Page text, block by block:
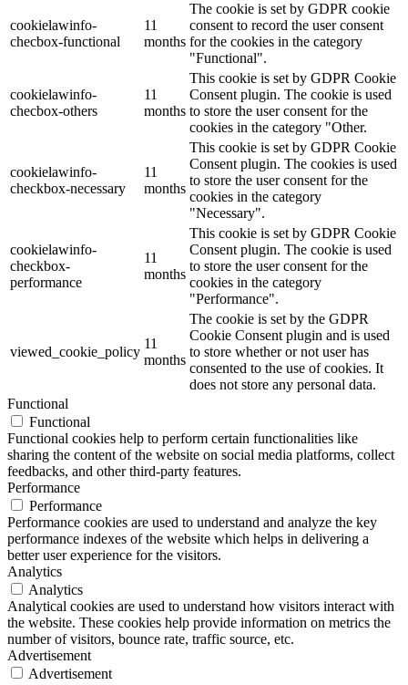
cookielawinfo-
checbox-functional
11
months
The cookie is set by GDPR cookie
consent to record the user consent
for the cookies in the category
"Functional".
cookielawinfo-
checbox-others
11
months
This cookie is set by GDPR Cookie
Consent plugin. The cookie is used
to store the user consent for the
cookies in the category "Other.
cookielawinfo-
checkbox-necessary
11
months
This cookie is set by GDPR Cookie
Consent plugin. The cookies is used
to store the user consent for the
cookies in the category
"Necessary".
cookielawinfo-
checkbox-
performance
11
months
This cookie is set by GDPR Cookie
Consent plugin. The cookie is used
to store the user consent for the
cookies in the category
"Performance".
viewed_cookie_policy
11
months
The cookie is set by the GDPR
Cookie Consent plugin and is used
to store whether or not user has
consented to the use of cookies. It
does not store any personal data.
Functional
Functional
Functional cookies help to perform certain functionalities like
sharing the content of the website on social media platforms, collect
feedbacks, and other third-party features.
Performance
Performance
Performance cookies are used to understand and analyze the key
performance indexes of the website which helps in delivering a
better user experience for the visitors.
Analytics
Analytics
Analytical cookies are used to understand how visitors interact with
the website. These cookies help provide information on metrics the
number of visitors, bounce rate, traffic source, etc.
Advertisement
Advertisement